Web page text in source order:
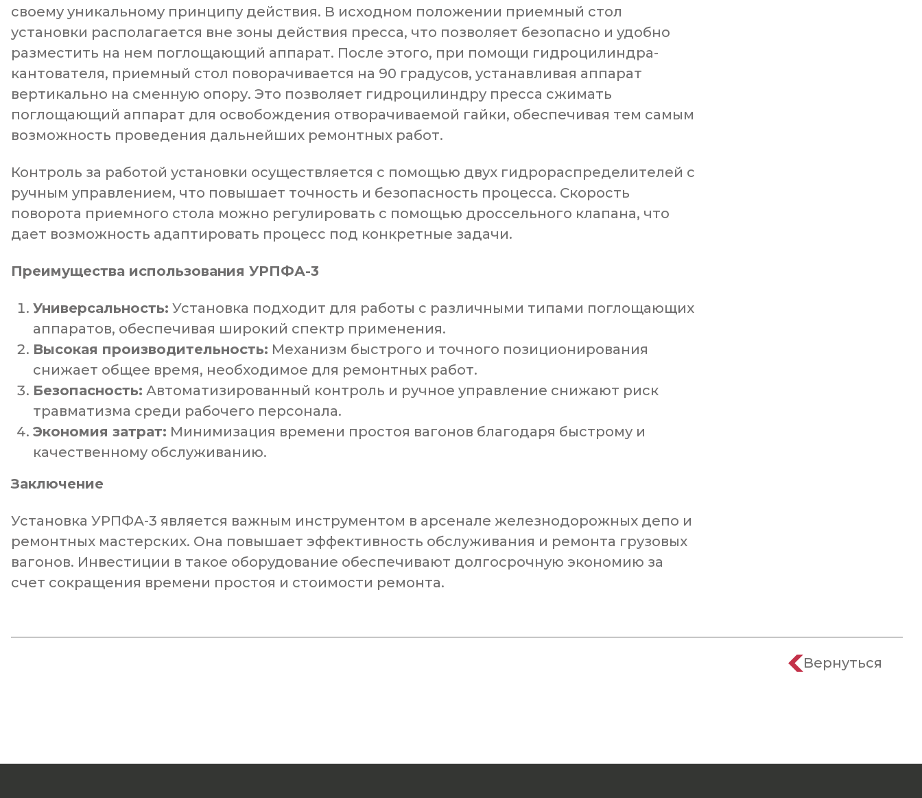
своему уникальному принципу действия. В исходном положении приемный стол
установки располагается вне зоны действия пресса, что позволяет безопасно и удобно
разместить на нем поглощающий аппарат. После этого, при помощи гидроцилиндра-
кантователя, приемный стол поворачивается на 90 градусов, устанавливая аппарат
вертикально на сменную опору. Это позволяет гидроцилиндру пресса сжимать
поглощающий аппарат для освобождения отворачиваемой гайки, обеспечивая тем самым
возможность проведения дальнейших ремонтных работ.
Контроль за работой установки осуществляется с помощью двух гидрораспределителей с
ручным управлением, что повышает точность и безопасность процесса. Скорость
поворота приемного стола можно регулировать с помощью дроссельного клапана, что
дает возможность адаптировать процесс под конкретные задачи.
Преимущества использования УРПФА-3
Универсальность: Установка подходит для работы с различными типами поглощающих
аппаратов, обеспечивая широкий спектр применения.
Высокая производительность: Механизм быстрого и точного позиционирования
снижает общее время, необходимое для ремонтных работ.
Безопасность: Автоматизированный контроль и ручное управление снижают риск
травматизма среди рабочего персонала.
Экономия затрат: Минимизация времени простоя вагонов благодаря быстрому и
качественному обслуживанию.
Заключение
Установка УРПФА-3 является важным инструментом в арсенале железнодорожных депо и
ремонтных мастерских. Она повышает эффективность обслуживания и ремонта грузовых
вагонов. Инвестиции в такое оборудование обеспечивают долгосрочную экономию за
счет сокращения времени простоя и стоимости ремонта.
Вернуться